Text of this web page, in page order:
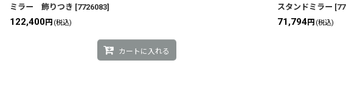
ミラー 飾りつき [7726083]
122,400円 (税込)
カートに入れる
スタンドミラー [
71,794円 (税込)